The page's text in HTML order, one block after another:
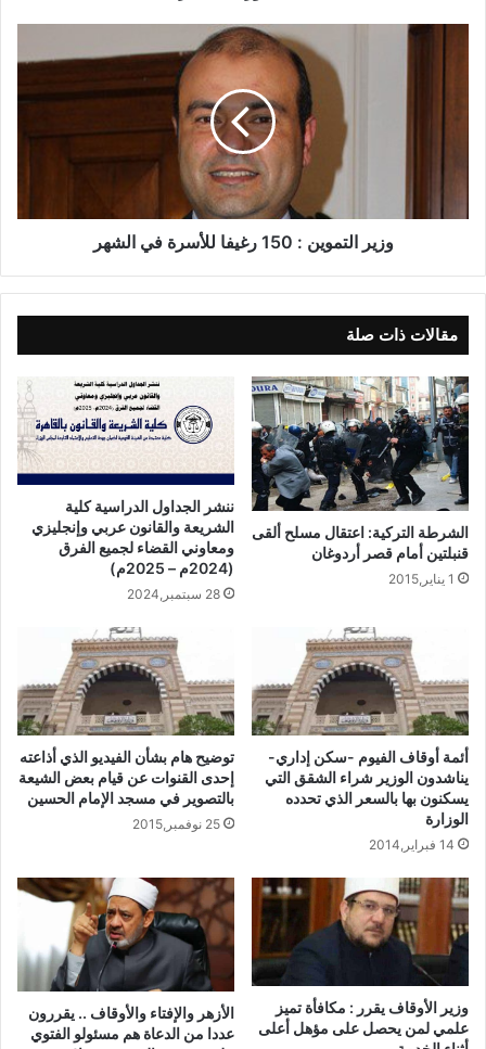
وزير التموين : 150 رغيفا للأسرة في الشهر
مقالات ذات صلة
الشرطة التركية: اعتقال مسلح ألقى
قنبلتين أمام قصر أردوغان
1 يناير,2015
ننشر الجداول الدراسية كلية
الشريعة والقانون عربي وإنجليزي
ومعاوني القضاء لجميع الفرق
(2024م – 2025م)
28 سبتمبر,2024
أئمة أوقاف الفيوم -سكن إداري-
يناشدون الوزير شراء الشقق التي
يسكنون بها بالسعر الذي تحدده
الوزارة
14 فبراير,2014
توضيح هام بشأن الفيديو الذي أذاعته
إحدى القنوات عن قيام بعض الشيعة
بالتصوير في مسجد الإمام الحسين
25 نوفمبر,2015
وزير الأوقاف يقرر : مكافأة تميز
علمي لمن يحصل على مؤهل أعلى
الأزهر والإفتاء والأوقاف .. يقررون
عددا من الدعاة هم مسئولو الفتوي